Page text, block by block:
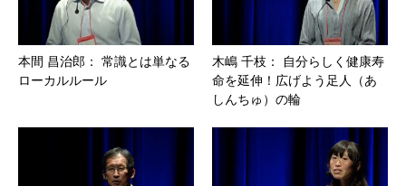
本間 昌治郎： 常識とは単なる
ローカルルール
木嶋 千枝： 自分らしく健康寿
命を延伸！広げよう足人（あ
しんちゅ）の輪